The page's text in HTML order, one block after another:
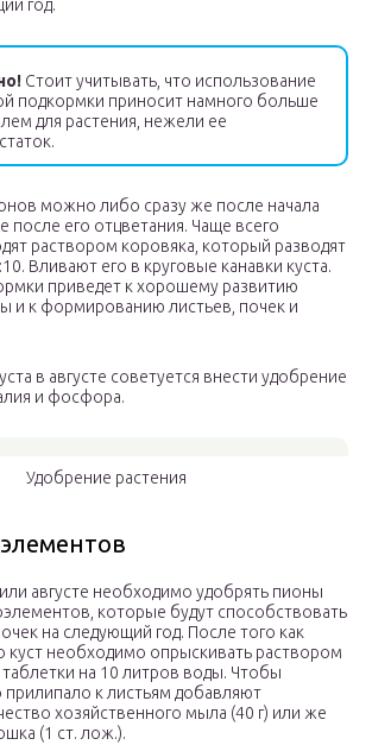
год.
Стоит учитывать, что использование
подкормки приносит намного больше
для растения, нежели ее
можно либо сразу же после начала
после его отцветания. Чаще всего
раствором коровяка, который разводят
Вливают его в круговые канавки куста.
приведет к хорошему развитию
и к формированию листьев, почек и
в августе советуется внести удобрение
и фосфора.
Удобрение растения
августе необходимо удобрять пионы
которые будут способствовать
на следующий год. После того как
куст необходимо опрыскивать раствором
на 10 литров воды. Чтобы
к листьям добавляют
хозяйственного мыла (40 г) или же
(1 ст. лож.).